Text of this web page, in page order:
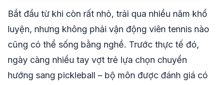
Bắt đầu từ khi còn rất nhỏ, trải qua nhiều năm khổ
luyện, nhưng không phải vận động viên tennis nào
cũng có thể sống bằng nghề. Trước thực tế đó,
ngày càng nhiều tay vợt trẻ lựa chọn chuyển
hướng sang pickleball – bộ môn được đánh giá có